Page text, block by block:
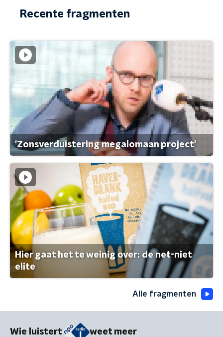
Recente fragmenten
'Zonsverduistering megalomaan project'
Hier gaat het te weinig over: de net-niet
elite
Alle fragmenten
Wie luistert weet meer